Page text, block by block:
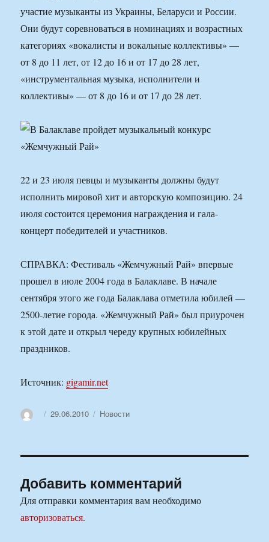
участие музыканты из Украины, Беларуси и России.
Они будут соревноваться в номинациях и возрастных
категориях «вокалисты и вокальные коллективы» —
от 8 до 11 лет, от 12 до 16 и от 17 до 28 лет,
«инструментальная музыка, исполнители и
коллективы» — от 8 до 16 и от 17 до 28 лет.
22 и 23 июля певцы и музыканты должны будут
исполнить мировой хит и авторскую композицию. 24
июля состоится церемония награждения и гала-
концерт победителей и участников.
СПРАВКА: Фестиваль «Жемчужный Рай» впервые
прошел в июле 2004 года в Балаклаве. В начале
сентября этого же года Балаклава отметила юбилей —
2500-летие города. «Жемчужный Рай» был приурочен
к этой дате и открыл череду крупных юбилейных
праздников.
Источник: gigamir.net
АвторОпубликовано
29.06.2010 Рубрики
Новости
Добавить комментарий
Для отправки комментария вам необходимо
авторизоваться.